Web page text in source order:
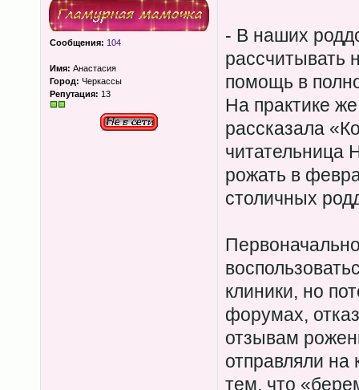
Сообщения: 104
Имя: Анастасия
Город: Черкассы
Репутация: 13
- В наших
рассчитывать
помощь в
На практике
рассказала
читательница
рожать в
столичных
клиники, но
форумах,
отзывам
отправляли на
тем, что